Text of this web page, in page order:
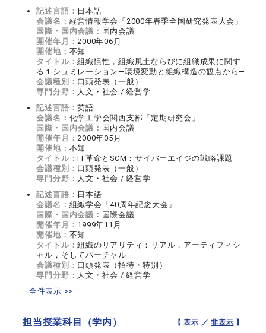
記述言語： 日本語
会議名： 経営情報学会「2000年春季全国研究発表大会」
国際・国内会議： 国内会議
開催年月： 2000年06月
開催地： 不知
タイトル：組織慣性，組織風土ならびに組織成果に関す
る１シュミレーション―環境変動と組織構造の観点から―
会議種別： 口頭発表（一般）
専門分野： 人文・社会 / 経営学
記述言語：英語
会議名： 化学工学会関西支部「定期研究会」
国際・国内会議： 国内会議
開催年月： 2000年05月
開催地： 不知
タイトル：IT革命とSCM：サイバーエイジの戦略課題
会議種別： 口頭発表（一般）
専門分野： 人文・社会 / 経営学
記述言語： 日本語
会議名： 組織学会「40周年記念大会」
国際・国内会議： 国際会議
開催年月： 1999年11月
開催地： 不知
タイトル：組織のリアリティ：リアル，アーティフィシ
ャル，そしてバーチャル
会議種別： 口頭発表（招待・特別）
専門分野： 人文・社会 / 経営学
全件表示 >>
担当授業科目（学内） 【 表示 ／非表示 】